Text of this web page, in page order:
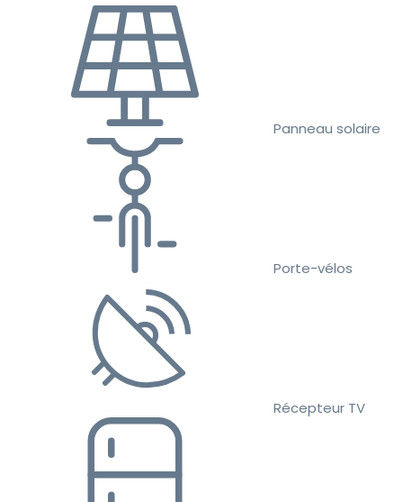
Panneau solaire
Porte-vélos
Récepteur TV